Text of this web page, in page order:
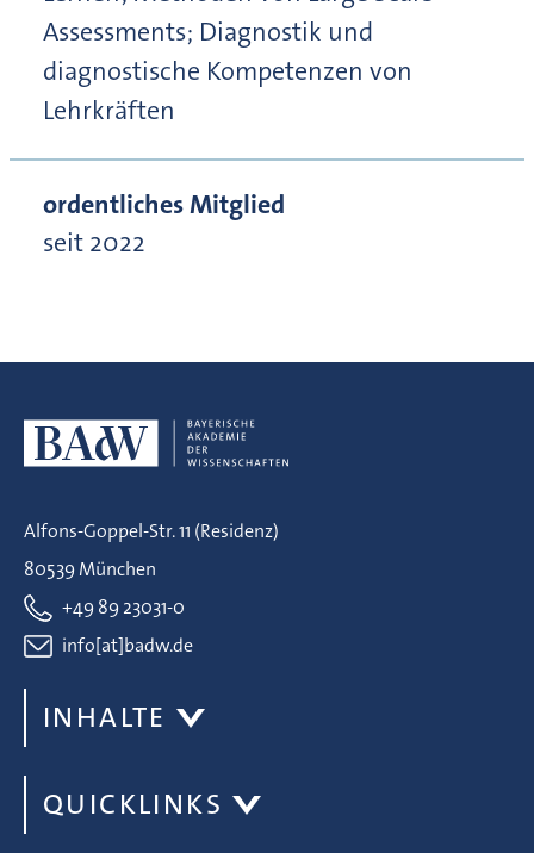
Assessments; Diagnostik und
diagnostische Kompetenzen von
Lehrkräften
ordentliches Mitglied
seit 2022
Alfons-Goppel-Str. 11 (Residenz)
80539 München
+49 89 23031-0
info[at]badw.de
INHALTE
QUICKLINKS